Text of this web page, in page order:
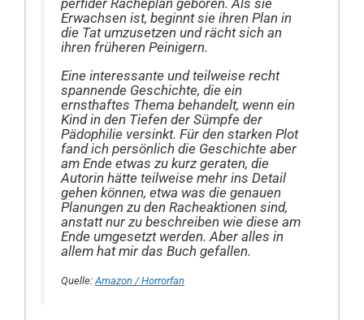
perfider Racheplan geboren. Als sie
Erwachsen ist, beginnt sie ihren Plan in
die Tat umzusetzen und rächt sich an
ihren früheren Peinigern.
Eine interessante und teilweise recht
spannende Geschichte, die ein
ernsthaftes Thema behandelt, wenn ein
Kind in den Tiefen der Sümpfe der
Pädophilie versinkt. Für den starken Plot
fand ich persönlich die Geschichte aber
am Ende etwas zu kurz geraten, die
Autorin hätte teilweise mehr ins Detail
gehen können, etwa was die genauen
Planungen zu den Racheaktionen sind,
anstatt nur zu beschreiben wie diese am
Ende umgesetzt werden. Aber alles in
allem hat mir das Buch gefallen.
Quelle: Amazon / Horrorfan